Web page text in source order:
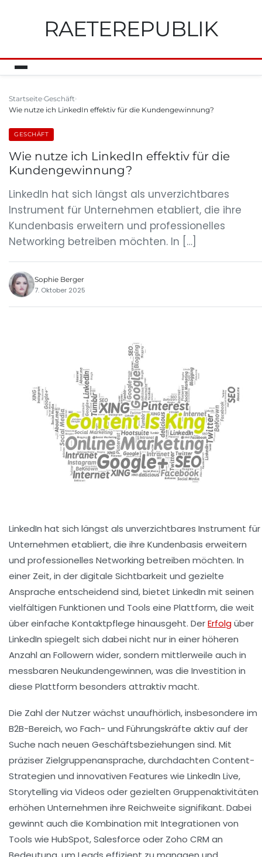
RAETEREPUBLIK
Startseite Geschäft
Wie nutze ich LinkedIn effektiv für die Kundengewinnung?
GESCHÄFT
Wie nutze ich LinkedIn effektiv für die
Kundengewinnung?
LinkedIn hat sich längst als unverzichtbares
Instrument für Unternehmen etabliert, die ihre
Kundenbasis erweitern und professionelles
Networking betreiben möchten. In […]
Sophie Berger
7. Oktober 2025
LinkedIn hat sich längst als unverzichtbares Instrument für
Unternehmen etabliert, die ihre Kundenbasis erweitern
und professionelles Networking betreiben möchten. In
einer Zeit, in der digitale Sichtbarkeit und gezielte
Ansprache entscheidend sind, bietet LinkedIn mit seinen
vielfältigen Funktionen und Tools eine Plattform, die weit
über einfache Kontaktpflege hinausgeht. DerErfolgüber
LinkedIn spiegelt sich dabei nicht nur in einer höheren
Anzahl an Followern wider, sondern mittlerweile auch in
messbaren Neukundengewinnen, was die Investition in
diese Plattform besonders attraktiv macht.
Die Zahl der Nutzer wächst unaufhörlich, insbesondere im
B2B-Bereich, wo Fach- und Führungskräfte aktiv auf der
Suche nach neuen Geschäftsbeziehungen sind. Mit
präziser Zielgruppenansprache, durchdachten Content-
Strategien und innovativen Features wie LinkedIn Live,
Storytelling via Videos oder gezielten Gruppenaktivitäten
erhöhen Unternehmen ihre Reichweite signifikant. Dabei
gewinnt auch die Kombination mit Integrationen von
Tools wie HubSpot, Salesforce oder Zoho CRM an